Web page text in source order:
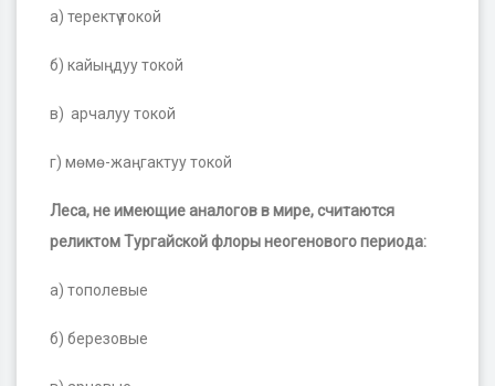
а) теректүү токой
б) кайыңдуу токой
в) арчалуу токой
г) мөмө-жаңгактуу токой
Леса, не имеющие аналогов в мире, считаются
реликтом Тургайской флоры неогенового периода:
а) тополевые
б) березовые